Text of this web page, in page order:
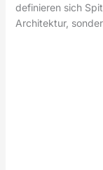
definieren sich
Architektur,